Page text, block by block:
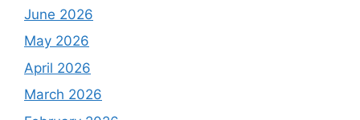
June 2026
May 2026
April 2026
March 2026